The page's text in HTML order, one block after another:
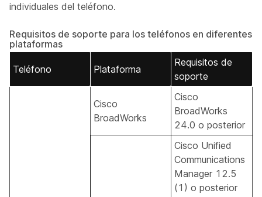
individuales del teléfono.
Requisitos de soporte para los teléfonos en diferentes
plataformas
Teléfono Plataforma
Requisitos de
soporte
Cisco
BroadWorks
Cisco
BroadWorks
24.0 o posterior
Cisco Unified
Communications
Manager 12.5
(1) o posterior